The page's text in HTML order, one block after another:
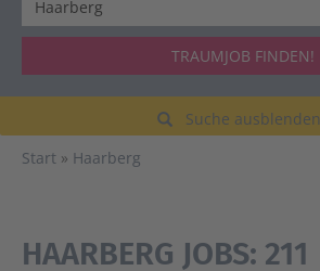
TRAUMJOB FINDEN!
Suche ausblenden
Start
Haarberg
HAARBERG JOBS: 211